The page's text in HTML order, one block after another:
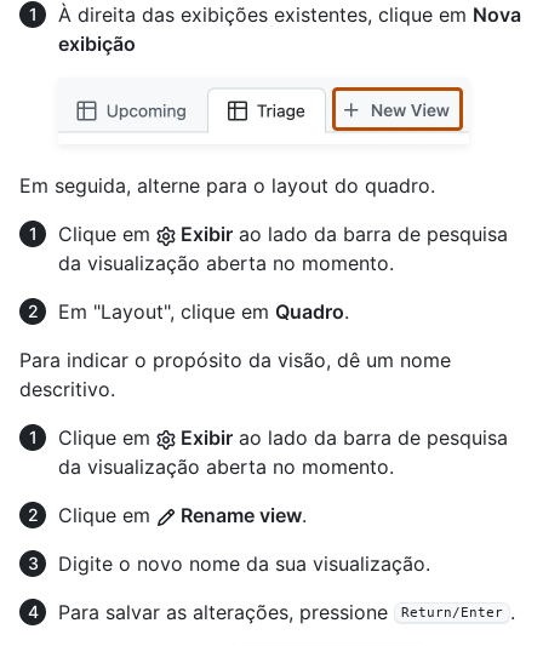
À direita das exibições existentes, clique em Nova
exibição
Em seguida, alterne para o layout do quadro.
Clique em
Exibir ao lado da barra de pesquisa
da visualização aberta no momento.
Em "Layout", clique em Quadro.
Para indicar o propósito da visão, dê um nome
descritivo.
Clique em
Exibir ao lado da barra de pesquisa
da visualização aberta no momento.
Clique em
Rename view.
Digite o novo nome da sua visualização.
Para salvar as alterações, pressione
Return/Enter .